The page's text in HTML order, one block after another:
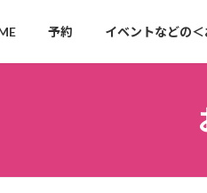
予約 イベントなどの